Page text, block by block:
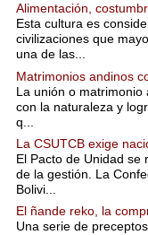
Alimentación,
Esta cultura es
civilizaciones que
una de las...
Matrimonios andinos
La unión o matrimonio
con la naturaleza y
q...
La CSUTCB exige
El Pacto de Unidad se
de la gestión. La
Bolivi...
El ñande reko, la
Una serie de